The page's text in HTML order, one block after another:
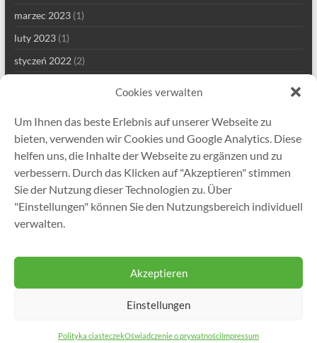
Cookies verwalten
Um Ihnen das beste Erlebnis auf unserer Webseite zu
bieten, verwenden wir Cookies und Google Analytics. Diese
helfen uns, die Inhalte der Webseite zu ergänzen und zu
verbessern. Durch das Klicken auf "Akzeptieren" stimmen
Sie der Nutzung dieser Technologien zu. Über
"Einstellungen" können Sie den Nutzungsbereich individuell
verwalten.
Akzeptieren
Einstellungen
Polityka ciasteczekOświadczenie o prywatnościImpressum
marzec 2023(1)
luty 2023(1)
styczeń 2022(2)
sierpień 2021(4)
lipiec 2021
(1)
maj 2021(7)
kwiecień 2021(2)
styczeń 2021
Gutekunst Formfedern GmbH